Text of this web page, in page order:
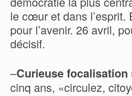
le cœur et dans l’esprit.
pour l’avenir. 26 avril,
décisif.
–Curieuse
cinq ans, «circulez,